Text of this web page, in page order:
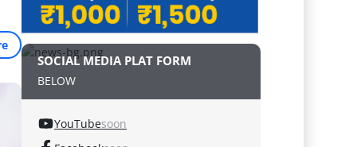
SOCIAL MEDIA PLAT FORM
BELOW
YouTubesoon